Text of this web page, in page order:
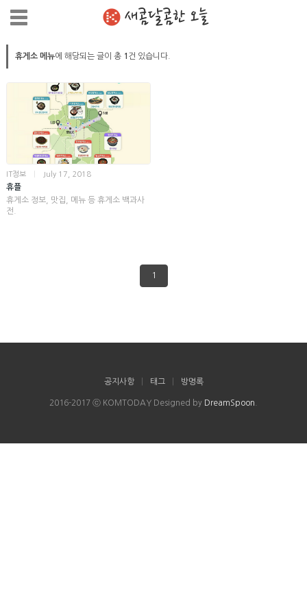
새콤달콤한 오늘
휴게소 메뉴에 해당되는 글이 총 1 건 있습니다.
IT정보 July 17, 2018
휴플
휴게소 정보, 맛집, 메뉴 등 휴게소 백과사
전.
1
공지사항 태그 방명록
2016-2017 ⓒ KOMTODAY Designed by DreamSpoon